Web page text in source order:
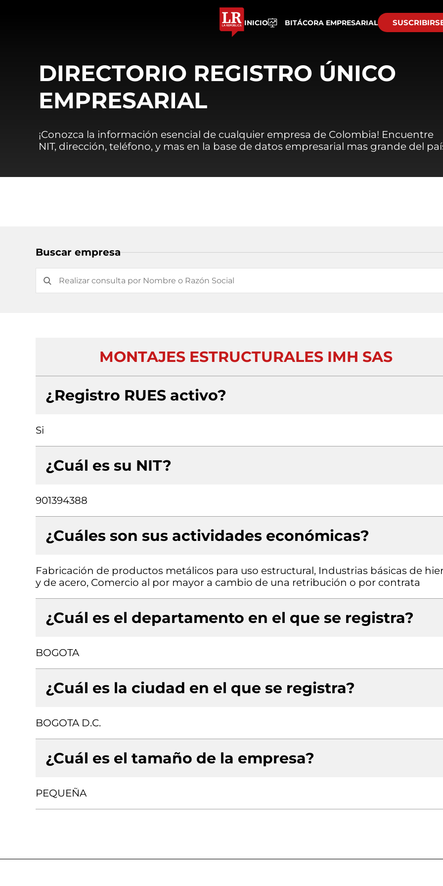
INICIO BITÁCORA EMPRESARIAL
DIRECTORIO REGISTRO ÚNICO
EMPRESARIAL
¡Conozca la información esencial de cualquier empresa de Colombia! Encuentre
NIT, dirección, teléfono, y mas en la base de datos empresarial mas grande del
Buscar empresa
MONTAJES ESTRUCTURALES IMH SAS
¿Registro RUES activo?
Si
¿Cuál es su NIT?
901394388
¿Cuáles son sus actividades económicas?
Fabricación de productos metálicos para uso estructural, Industrias básicas de
y de acero, Comercio al por mayor a cambio de una retribución o por contrata
¿Cuál es el departamento en el que se registra?
BOGOTA
¿Cuál es la ciudad en el que se registra?
BOGOTA D.C.
¿Cuál es el tamaño de la empresa?
PEQUEÑA